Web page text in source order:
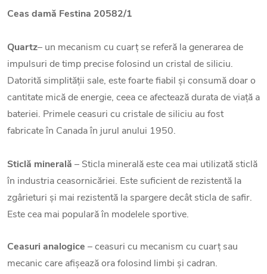
Ceas damă Festina 20582/1
Quartz– un mecanism cu cuarț se referă la generarea de
impulsuri de timp precise folosind un cristal de siliciu.
Datorită simplității sale, este foarte fiabil și consumă doar o
cantitate mică de energie, ceea ce afectează durata de viață a
bateriei. Primele ceasuri cu cristale de siliciu au fost
fabricate în Canada în jurul anului 1950.
Sticlă minerală – Sticla minerală este cea mai utilizată sticlă
în industria ceasornicăriei. Este suficient de rezistentă la
zgârieturi și mai rezistentă la spargere decât sticla de safir.
Este cea mai populară în modelele sportive.
Ceasuri analogice – ceasuri cu mecanism cu cuarț sau
mecanic care afișează ora folosind limbi și cadran.